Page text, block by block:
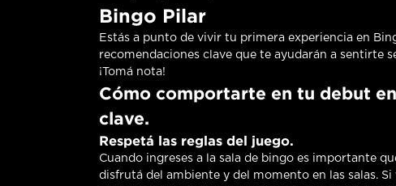
Bingo Pilar
Estás a punto de vivir tu primera experiencia en
recomendaciones clave que te ayudarán a sentirte
¡Tomá nota!
Cómo comportarte en tu debut
clave.
Respetá las reglas del juego.
Cuando ingreses a la sala de bingo es importante
disfrutá del ambiente y del momento en las salas.